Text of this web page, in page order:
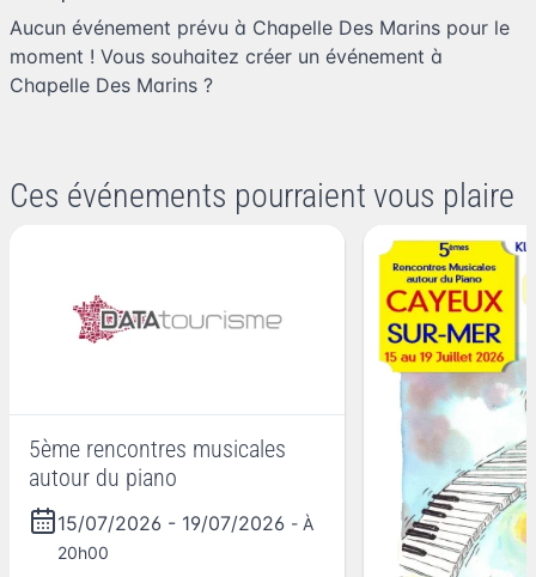
Aucun événement prévu à Chapelle Des Marins pour le
moment ! Vous souhaitez créer un événement à
Chapelle Des Marins ?
Ces événements pourraient vous plaire
5ème rencontres musicales
autour du piano
15/07/2026 - 19/07/2026 - À
20h00